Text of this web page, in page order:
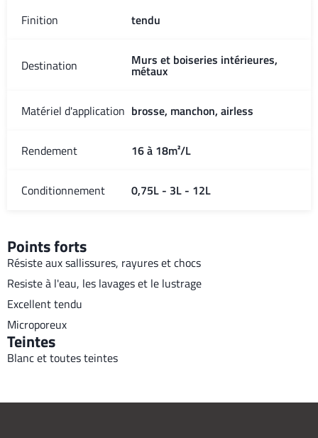
Finition tendu
Destination Murs et boiseries intérieures,
métaux
Matériel d'application brosse, manchon, airless
Rendement 16 à 18m²/L
Conditionnement 0,75L - 3L - 12L
Points forts
Résiste aux sallissures, rayures et chocs
Resiste à l'eau, les lavages et le lustrage
Excellent tendu
Microporeux
Teintes
Blanc et toutes teintes